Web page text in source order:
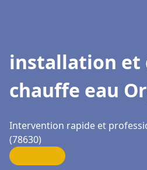
installation et
chauffe eau
Intervention rapide et
(78630)